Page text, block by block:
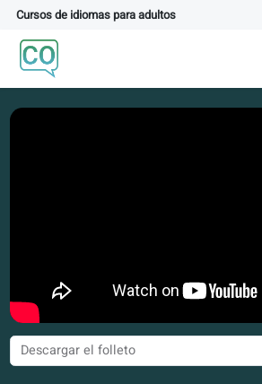
Cursos de idiomas para adultos